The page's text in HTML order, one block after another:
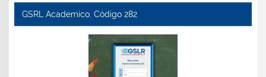
GSRL Academico. Código 282